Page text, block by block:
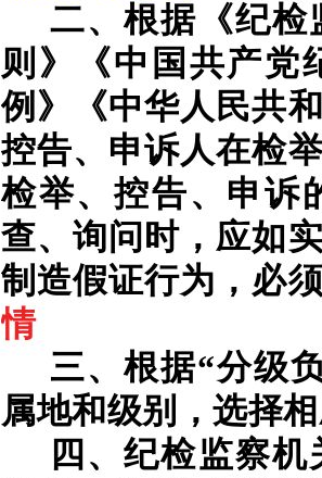
二、根据《纪检
则》《中国共产党
例》《中华人民共
控告、申诉人在检
检举、控告、申诉
查、询问时，应如
制造假证行为，必
情
三、根据“分级
属地和级别，选择
四、纪检监察